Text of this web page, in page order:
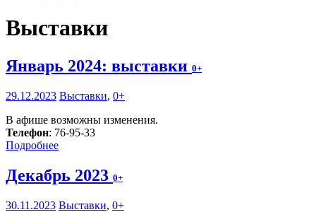
Выставки
Январь 2024: выставки 0+
29.12.2023 Выставки, 0+
В афише возможны изменения.
Телефон: 76-95-33
Подробнее
Декабрь 2023 0+
30.11.2023 Выставки, 0+